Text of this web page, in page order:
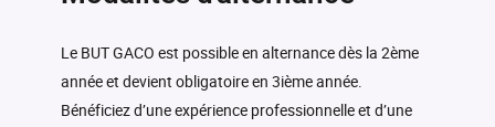
Le BUT GACO est possible en alternance dès la 2ème
année et devient obligatoire en 3ième année.
Bénéficiez d’une expérience professionnelle et d’une